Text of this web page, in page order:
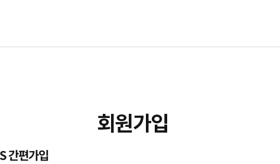
간편가입